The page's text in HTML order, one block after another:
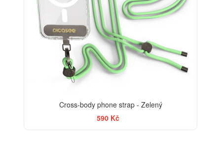
Cross-body phone strap - Zelený
590 Kč